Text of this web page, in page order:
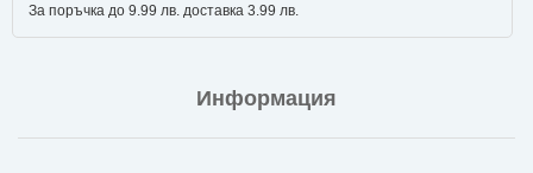
За поръчка до 9.99 лв. доставка 3.99 лв.
Информация